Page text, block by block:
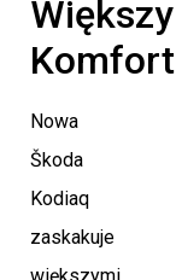
Większy
Komfort
Nowa
Škoda
Kodiaq
zaskakuje